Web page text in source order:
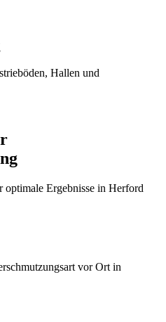
Hallen und
optimale Ergebnisse in Herford
vor Ort in